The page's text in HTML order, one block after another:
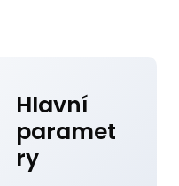
Hlavní
paramet
ry